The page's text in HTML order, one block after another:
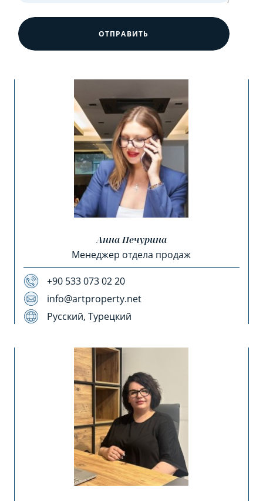
ОТПРАВИТЬ
Анна Печурина
Менеджер отдела продаж
+90 533 073 02 20
info@artproperty.net
Русский, Турецкий